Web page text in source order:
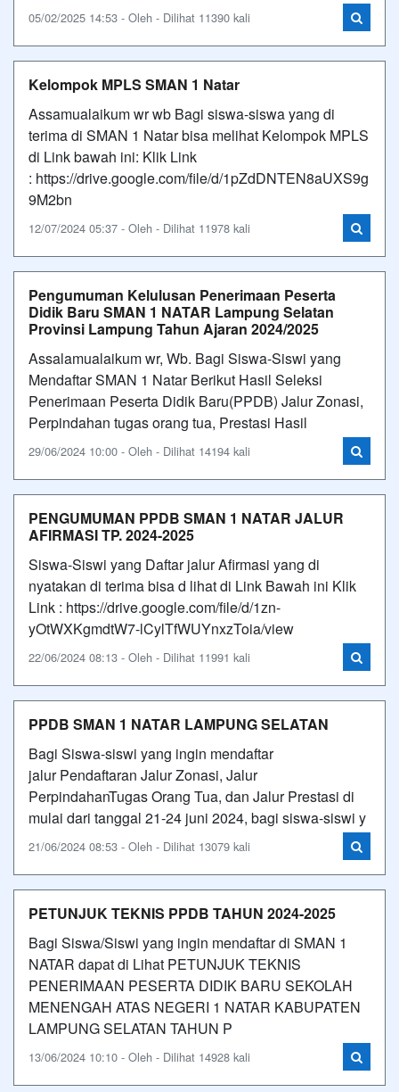
05/02/2025 14:53 - Oleh - Dilihat 11390 kali
Kelompok MPLS SMAN 1 Natar
Assamualaikum wr wb Bagi siswa-siswa yang di
terima di SMAN 1 Natar bisa melihat Kelompok MPLS
di Link bawah ini: Klik Link
: https://drive.google.com/file/d/1pZdDNTEN8aUXS9g
9M2bn
12/07/2024 05:37 - Oleh - Dilihat 11978 kali
Pengumuman Kelulusan Penerimaan Peserta
Didik Baru SMAN 1 NATAR Lampung Selatan
Provinsi Lampung Tahun Ajaran 2024/2025
Assalamualaikum wr, Wb. Bagi Siswa-Siswi yang
Mendaftar SMAN 1 Natar Berikut Hasil Seleksi
Penerimaan Peserta Didik Baru(PPDB) Jalur Zonasi,
Perpindahan tugas orang tua, Prestasi Hasil
29/06/2024 10:00 - Oleh - Dilihat 14194 kali
PENGUMUMAN PPDB SMAN 1 NATAR JALUR
AFIRMASI TP. 2024-2025
Siswa-Siswi yang Daftar jalur Afirmasi yang di
nyatakan di terima bisa d lihat di Link Bawah ini Klik
Link : https://drive.google.com/file/d/1zn-
yOtWXKgmdtW7-lCylTfWUYnxzToia/view
22/06/2024 08:13 - Oleh - Dilihat 11991 kali
PPDB SMAN 1 NATAR LAMPUNG SELATAN
Bagi Siswa-siswi yang ingin mendaftar
jalur Pendaftaran Jalur Zonasi, Jalur
PerpindahanTugas Orang Tua, dan Jalur Prestasi di
mulai dari tanggal 21-24 juni 2024, bagi siswa-siswi y
21/06/2024 08:53 - Oleh - Dilihat 13079 kali
PETUNJUK TEKNIS PPDB TAHUN 2024-2025
Bagi Siswa/Siswi yang ingin mendaftar di SMAN 1
NATAR dapat di Lihat PETUNJUK TEKNIS
PENERIMAAN PESERTA DIDIK BARU SEKOLAH
MENENGAH ATAS NEGERI 1 NATAR KABUPATEN
LAMPUNG SELATAN TAHUN P
13/06/2024 10:10 - Oleh - Dilihat 14928 kali